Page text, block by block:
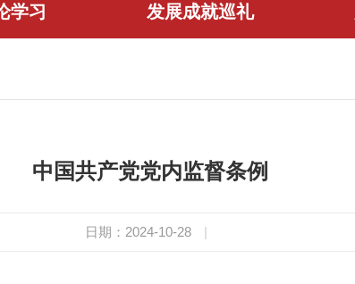
学习 发展成就巡礼
中国共产党党内监督条例
日期：2024-10-28 |